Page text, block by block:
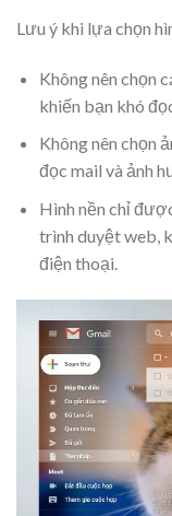
Lưu ý khi lựa chọn
Không nên chọn
khiến bạn khó
Không nên chọn
đọc mail và ảnh
Hình nền chỉ
trình duyệt web,
điện thoại.